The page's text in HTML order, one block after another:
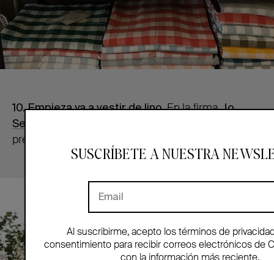
10. Empieza ya a vestir de lino.En la firmaJo
Sephine
prendas en este tejido.
SUSCRÍBETE A NUESTRA
Al suscribirme, acepto los términos de
consentimiento para recibir correos electrónicos de
con la información más reciente.